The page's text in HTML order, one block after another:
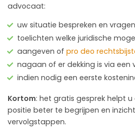
advocaat:
uw situatie bespreken en
toelichten welke juridische
aangeven of pro deo
nagaan of er dekking is via een
indien nodig een eerste
Kortom: het gratis gesprek helpt
positie beter te begrijpen en
vervolgstappen.